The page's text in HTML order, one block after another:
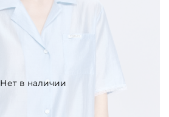
Нет в наличии